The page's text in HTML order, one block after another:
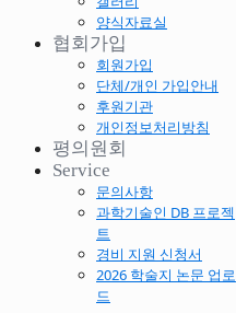
양식자료실
협회가입
회원가입
단체/개인 가입안내
후원기관
개인정보처리방침
평의원회
Service
문의사항
과학기술인 DB 프로젝
트
경비 지원 신청서
2026 학술지 논문 업로
드